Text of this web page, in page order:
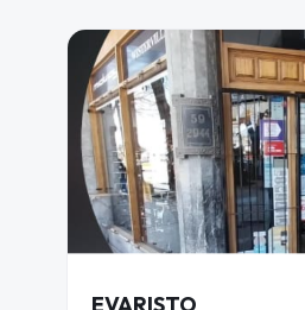
EVARISTO